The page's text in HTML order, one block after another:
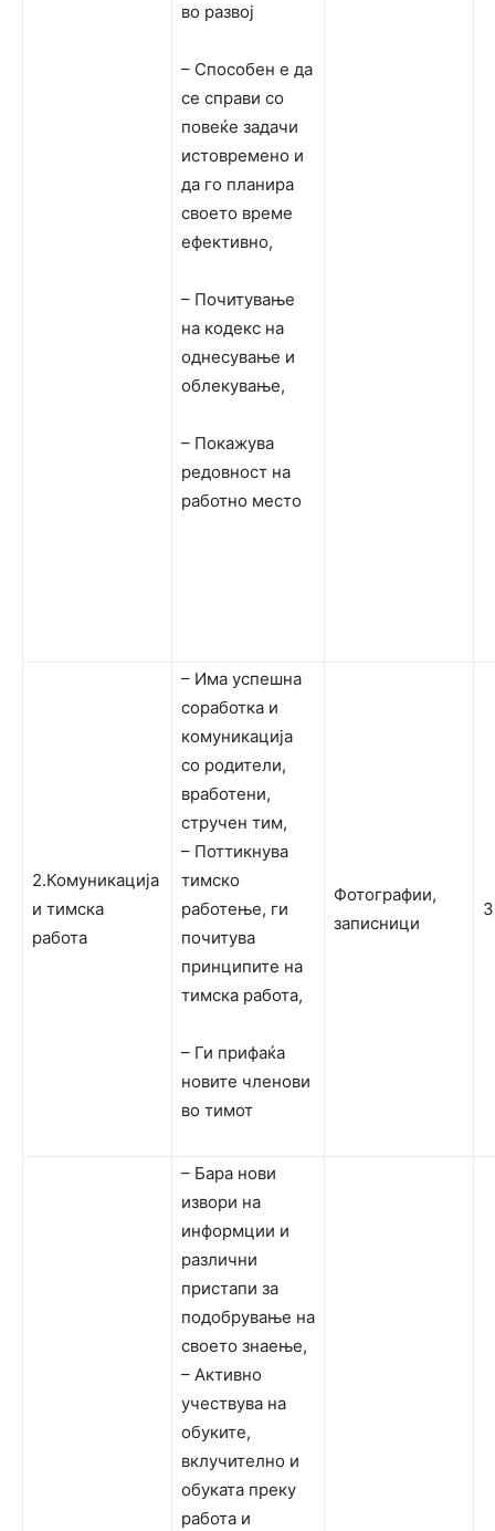
во развој
– Способен е да
се справи со
повеќе задачи
истовремено и
да го планира
своето време
ефективно,
– Почитување
на кодекс на
однесување и
облекување,
– Покажува
редовност на
работно место
2.Комуникација
и тимска
работа
– Има успешна
соработка и
комуникација
со родители,
вработени,
стручен тим,
– Поттикнува
тимско
работење, ги
почитува
принципите на
тимска работа,
– Ги прифаќа
новите членови
во тимот
Фотографии,
записници
3
– Бара нови
извори на
информции и
различни
пристапи за
подобрување на
своето знаење,
– Активно
учествува на
обуките,
вклучително и
обуката преку
работа и